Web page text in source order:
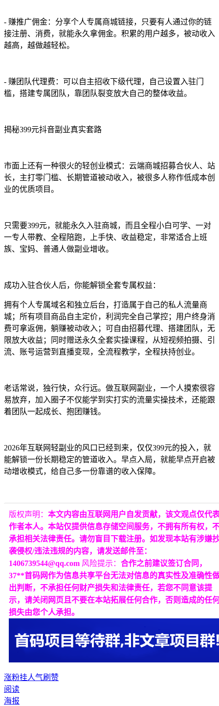
- 赚推广佣金：分享个人专属商城链接，只要有人通过你的链
接注册、消费，就能永久拿佣金。积累的用户越多，被动收入
越高，越做越轻松。
- 赚团队代理费：可以自主招收下级代理，自己设置入驻门
槛，搭建专属团队，靠团队裂变放大自己的整体收益。
揭秘399元抖音副业真实套路
市面上还有一种很火的轻创业模式：云端商城招募合伙人、站
长，主打零门槛、长期管道被动收入，被很多人称作低成本创
业的优质项目。
只需要399元，就能永久入驻商城，而且全程小白可学、一对
一专人带教、全程陪跑，上手快、收益稳定，非常适合上班
族、宝妈、普通人做副业增收。
成功入驻合伙人后，你能解锁全套专属权益：
拥有个人专属域名和独立后台，打造属于自己的私人流量商
城；所有项目商品自主定价，利润完全自己掌控；用户终身消
费可拿返佣，躺赚被动收入；可自由招募代理、搭建团队，无
限放大收益；同时赠送永久全套实操课程，从短视频拍摄、引
流、账号运营到直播变现，全流程教学，全程扶持创业。
老话常说，独行快，众行远。做互联网副业，一个人摸索很容
易放弃，加入圈子不仅能学到实打实的流量实操技术，还能跟
着团队一起成长、抱团赚钱。
2026年互联网轻副业的风口已经到来，仅仅399元的投入，就
能解锁一份长期稳定的管道收入。早点入局，就能早点开启被
动增收模式，给自己多一份靠谱的收入保障。
版权声明： 本文内容由互联网用户自发贡献，该文观点仅代
作者本人。本站仅提供信息存储空间服务，不拥有所有权，
承担相关法律责任。请勿盲目下载注册。如发现本站有涉嫌
袭侵权/违法违规的内容，请发送邮件至：
1406739544@qq.com 风险提示： 合作之前建议签订合同，
37**首码网作为信息共享平台无法对信息的真实性及准确性
出判断，不承担任何财产损失和法律责任，若您不同意该提
示，请关闭网页且不要在本站拓展任何合作，否则造成的任
损失由您个人承担。
涨粉挂人气刷赞
阅读
海报